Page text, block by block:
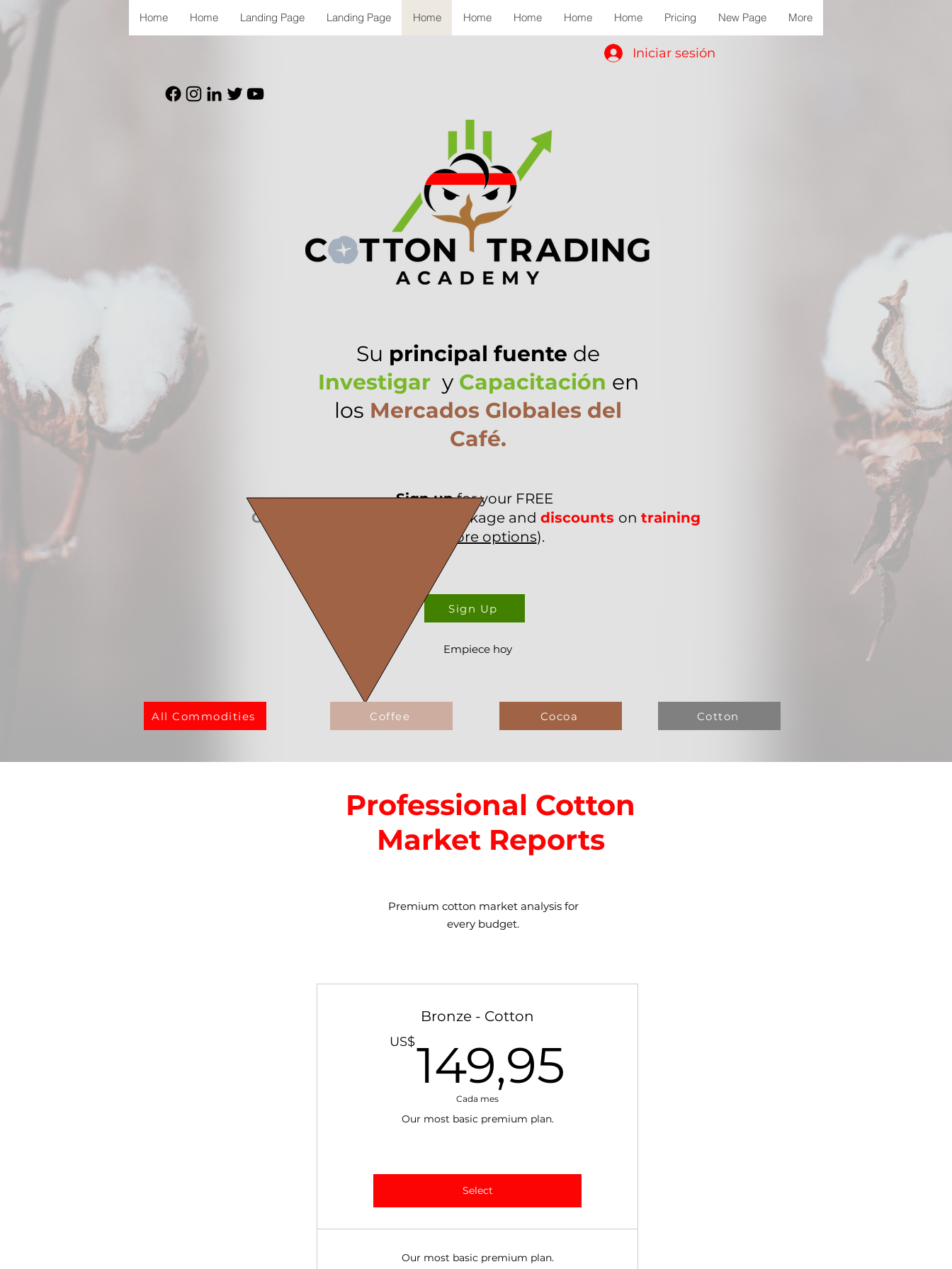
Home Home Landing Page Landing Page Home Home Home Home Home Pricing New Page More
Iniciar sesión
Su principal fuente de
Investigar y Capacitación en
los Mercados Globales del
Café.
Sign upfor your FREE
Cotton Market Essentials
package and discounts on training
more options).
Sign Up
Empiece hoy
All Commodities Coffee Cocoa Cotton
Professional Cotton
Market Reports
Premium cotton market analysis for
every budget.
Bronze - Cotton
US$149,95
Cada mes
Our most basic premium plan.
Select
Our most basic premium plan.